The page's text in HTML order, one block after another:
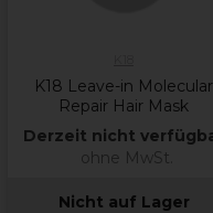
K18 Leave-in Molecular
Repair Hair Mask
Derzeit nicht
ohne MwSt.
Nicht auf Lager